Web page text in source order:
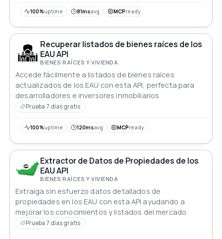
100%uptime 81msavg MCPready
Recuperar listados de bienes raíces de los
EAU API
BIENES RAÍCES Y VIVIENDA
Accede fácilmente a listados de bienes raíces
actualizados de los EAU con esta API, perfecta para
desarrolladores e inversores inmobiliarios
Prueba 7 días gratis
100%uptime 120msavg MCPready
Extractor de Datos de Propiedades de los
EAU API
BIENES RAÍCES Y VIVIENDA
Extraiga sin esfuerzo datos detallados de
propiedades en los EAU con esta API ayudando a
mejorar los conocimientos y listados del mercado
Prueba 7 días gratis